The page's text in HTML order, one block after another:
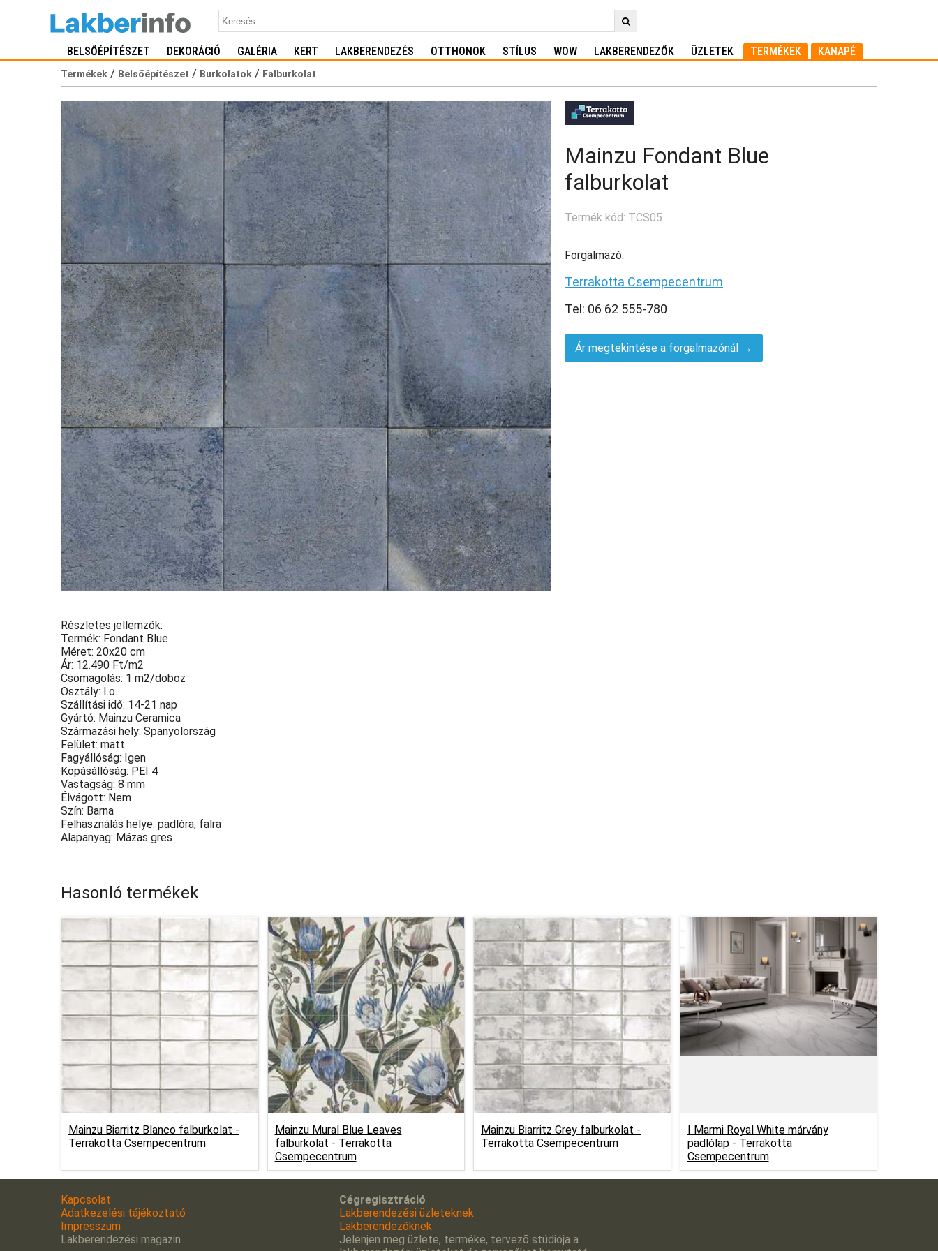
BELSŐÉPÍTÉSZET DEKORÁCIÓ GALÉRIA KERT LAKBERENDEZÉS OTTHONOK STÍLUS WOW LAKBERENDEZŐK ÜZLETEK TERMÉKEK KANAPÉ
Termékek / Belsőépítészet / Burkolatok / Falburkolat
Mainzu Fondant Blue
falburkolat
Termék kód: TCS05
Forgalmazó:
Terrakotta Csempecentrum
Tel: 06 62 555-780
Ár megtekintése a forgalmazónál →
Részletes jellemzők:
Termék: Fondant Blue
Méret: 20x20 cm
Ár: 12.490 Ft/m2
Csomagolás: 1 m2/doboz
Osztály: I.o.
Szállítási idő: 14-21 nap
Gyártó: Mainzu Ceramica
Származási hely: Spanyolország
Felület: matt
Fagyállóság: Igen
Kopásállóság: PEI 4
Vastagság: 8 mm
Élvágott: Nem
Szín: Barna
Felhasználás helye: padlóra, falra
Alapanyag: Mázas gres
Hasonló termékek
Mainzu Biarritz Blanco falburkolat -
Terrakotta Csempecentrum
Mainzu Mural Blue Leaves
falburkolat - Terrakotta
Csempecentrum
Mainzu Biarritz Grey falburkolat -
Terrakotta Csempecentrum
I Marmi Royal White márvány
padlólap - Terrakotta
Csempecentrum
Kapcsolat
Adatkezelési tájékoztató
Impresszum
Lakberendezési magazin
Cégregisztráció
Lakberendezési üzleteknek
Lakberendezőknek
Jelenjen meg üzlete, terméke, tervezõ stúdiója a